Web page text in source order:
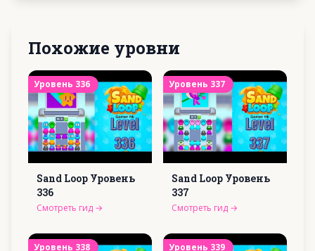
Похожие уровни
Уровень 336
Sand Loop Уровень
336
Смотреть гид →
Уровень 337
Sand Loop Уровень
337
Смотреть гид →
Уровень 338 Уровень 339